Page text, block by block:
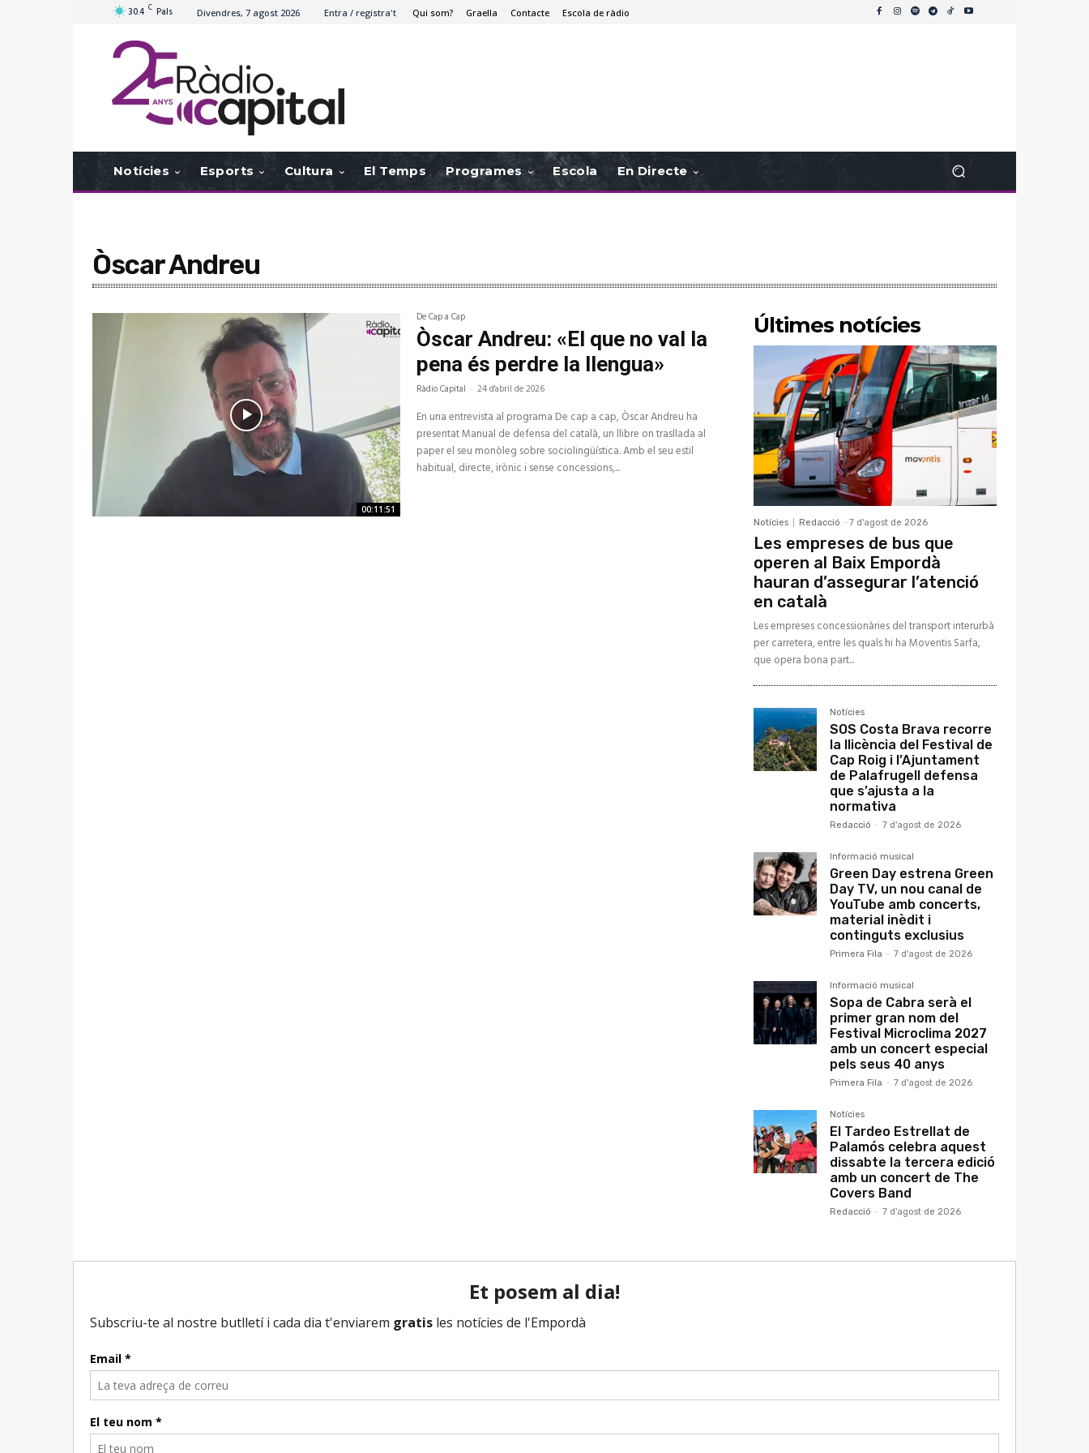
30.4 C Pals Divendres, 7 agost 2026 Entra / registra't Qui som? Graella Contacte Escola de ràdio
Notícies Esports Cultura El Temps Programes Escola En Directe
Òscar Andreu
00:11:51
De Cap a Cap
Òscar Andreu: «El que no val la
pena és perdre la llengua»
Ràdio Capital - 24 d'abril de 2026
En una entrevista al programa De cap a cap, Òscar Andreu ha
presentat Manual de defensa del català, un llibre on trasllada al
paper el seu monòleg sobre sociolingüística. Amb el seu estil
habitual, directe, irònic i sense concessions,...
Últimes notícies
Notícies Redacció - 7 d'agost de 2026
Les empreses de bus que
operen al Baix Empordà
hauran d’assegurar l’atenció
en català
Les empreses concessionàries del transport interurbà
per carretera, entre les quals hi ha Moventis Sarfa,
que opera bona part...
Notícies
SOS Costa Brava recorre
la llicència del Festival de
Cap Roig i l’Ajuntament
de Palafrugell defensa
que s’ajusta a la
normativa
Redacció - 7 d'agost de 2026
Informació musical
Green Day estrena Green
Day TV, un nou canal de
YouTube amb concerts,
material inèdit i
continguts exclusius
Primera Fila - 7 d'agost de 2026
Informació musical
Sopa de Cabra serà el
primer gran nom del
Festival Microclima 2027
amb un concert especial
pels seus 40 anys
Primera Fila - 7 d'agost de 2026
Notícies
El Tardeo Estrellat de
Palamós celebra aquest
dissabte la tercera edició
amb un concert de The
Covers Band
Redacció - 7 d'agost de 2026